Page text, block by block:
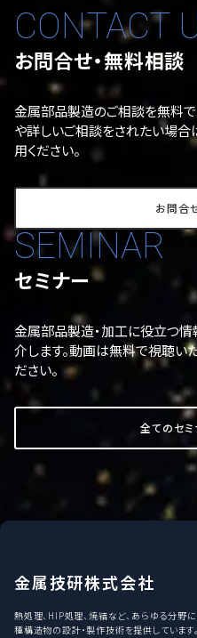
CONTACT
お問合せ・無料相談
金属部品製造のご相談を無料で
や詳しいご相談をされたい場合
用ください。
お問合
SEMINAR
セミナー
金属部品製造・加工に役立つ情
介します。動画は無料で視聴い
ださい。
全てのセミ
金属技研株式会社
熱処理、HIP処理、焼結など、あらゆる分野
種構造物の設計・製作技術を提供しています。